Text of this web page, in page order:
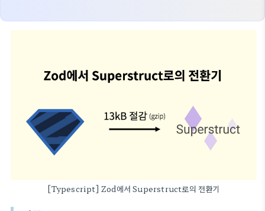
[Typescript] Zod에서 Superstruct로의 전환기